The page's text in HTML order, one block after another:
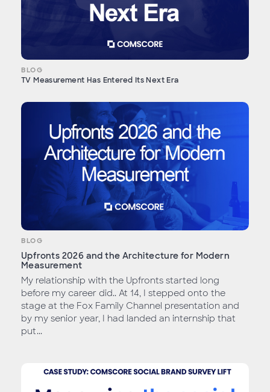
BLOG
TV Measurement Has Entered Its Next Era
BLOG
Upfronts 2026 and the Architecture for Modern
Measurement
My relationship with the Upfronts started long
before my career did.. At 14, I stepped onto the
stage at the Fox Family Channel presentation and
by my senior year, I had landed an internship that
put...